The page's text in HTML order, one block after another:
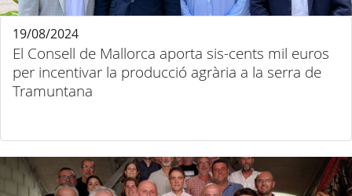
El Consell de Mallorca aporta sis-cents mil euros
per incentivar la producció agrària a la serra de
Tramuntana
19/08/2024